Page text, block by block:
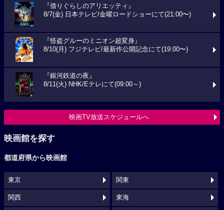
『借りぐらしのアリエッティ』
8/7(金) 日本テレビ/金曜ロードショーにて(21:00〜)
『怪盗グルーのミニオン超変身』
8/10(月) フジテレビ/最新作公開記念にて(19:00〜)
『銀河鉄道の夜』
8/11(火) NHK/Eテレにて(09:00～)
映画TV放送スケジュールへ
映画館を探す
都道府県から映画館
東京 関東
関西 東海